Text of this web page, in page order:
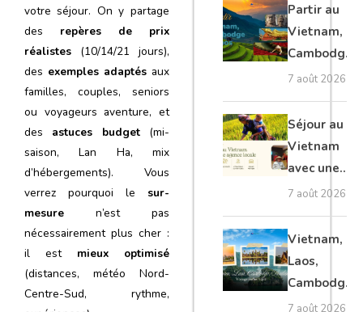
votre séjour. On y partage
des repères de prix
réalistes (10/14/21 jours),
des exemples adaptésaux
familles, couples, seniors
ou voyageurs aventure, et
des astuces budget(mi-
saison, Lan Ha, mix
d’hébergements). Vous
verrez pourquoi le sur-
mesure n’est pas
nécessairement plus cher :
il est mieux optimisé
(distances, météo Nord-
Centre-Sud, rythme,
Partir au
Vietnam,
Cambodge
et Laos :
voyage
authentique
7 août 2026
Séjour au
Vietnam
avec une
agence
locale :
guide
complet
7 août 2026
Vietnam,
Laos,
Cambodge,
Thaïlande :
7 août 2026